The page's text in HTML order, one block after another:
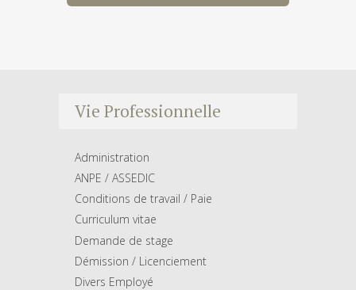
Vie Professionnelle
Administration
ANPE / ASSEDIC
Conditions de travail / Paie
Curriculum vitae
Demande de stage
Démission / Licenciement
Divers Employé